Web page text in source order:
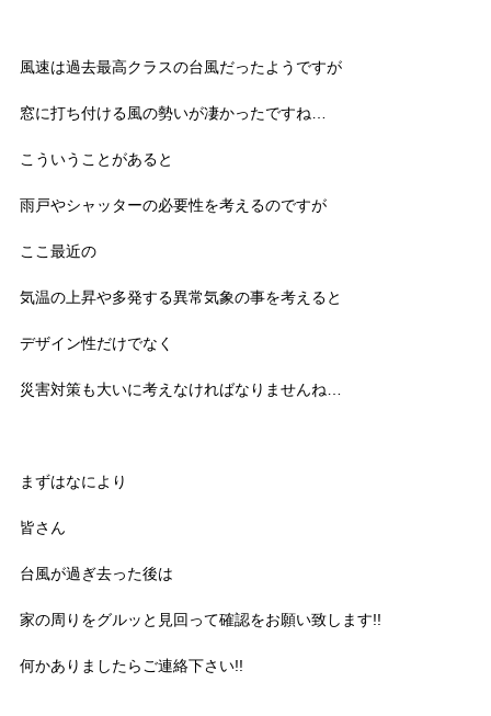
風速は過去最高クラスの台風だったようですが
窓に打ち付ける風の勢いが凄かったですね…
こういうことがあると
雨戸やシャッターの必要性を考えるのですが
ここ最近の
気温の上昇や多発する異常気象の事を考えると
デザイン性だけでなく
災害対策も大いに考えなければなりませんね…
まずはなにより
皆さん
台風が過ぎ去った後は
家の周りをグルッと見回って確認をお願い致します!!
何かありましたらご連絡下さい!!